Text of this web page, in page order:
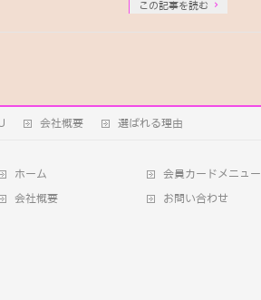
この記事を読む
会社概要 選ばれる理由
ホーム 会員カードメニュー
会社概要 お問い合わせ